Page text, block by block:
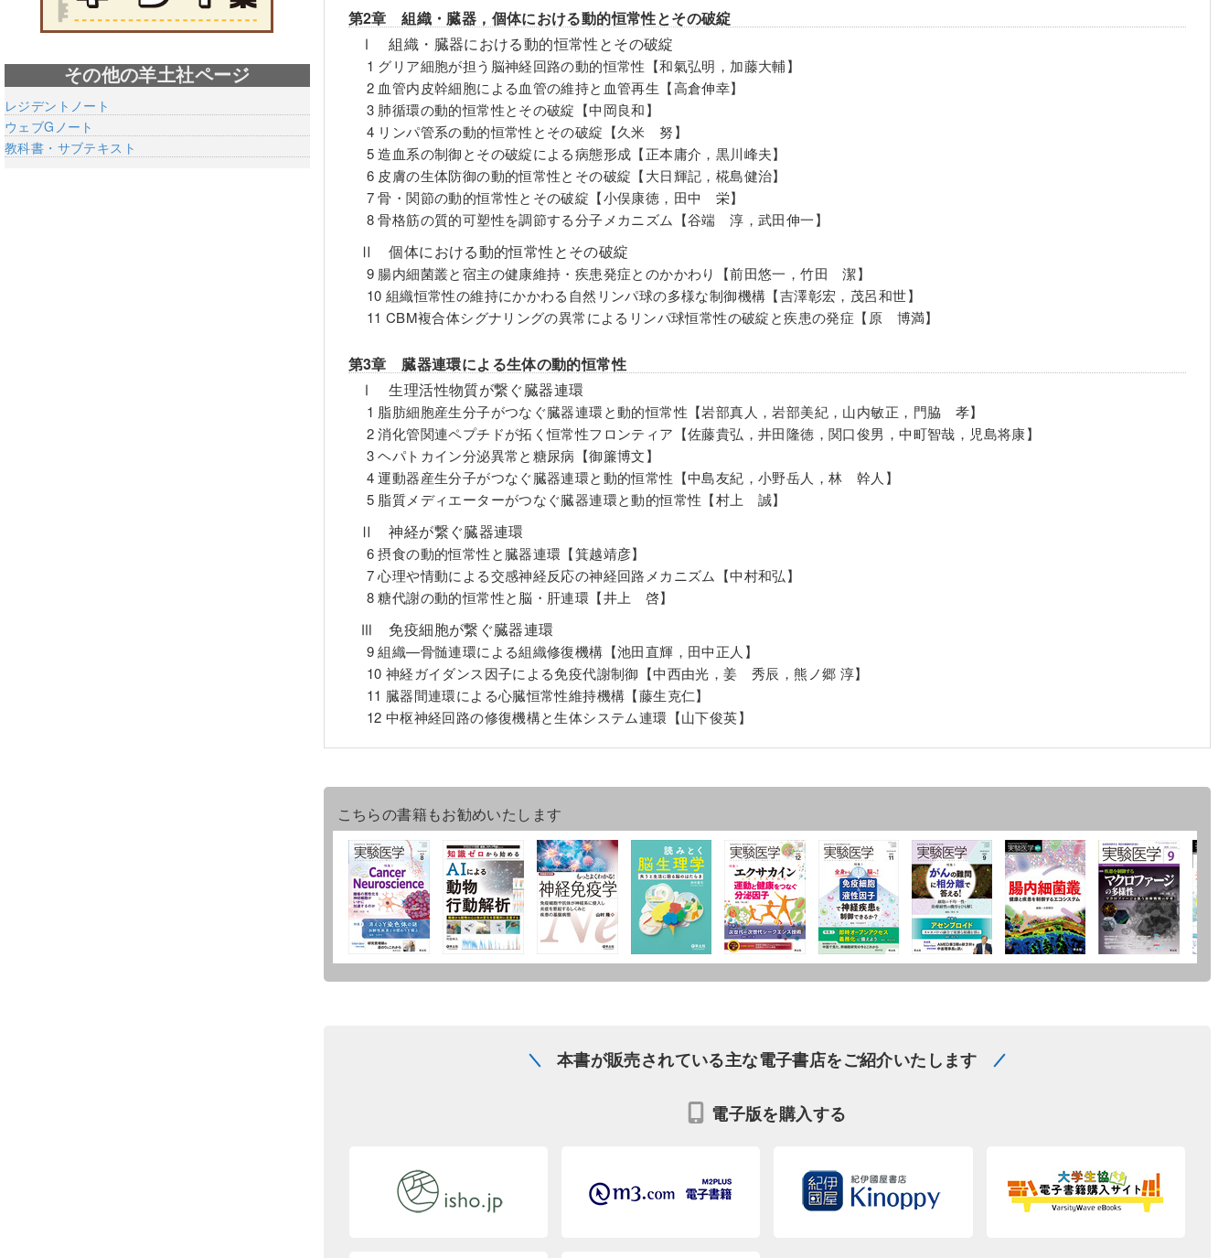
第2章 組織・臓器，個体における動的恒常性とその破綻
Ⅰ 組織・臓器における動的恒常性とその破綻
1 グリア細胞が担う脳神経回路の動的恒常性【和氣弘明，加藤大輔】
2 血管内皮幹細胞による血管の維持と血管再生【高倉伸幸】
3 肺循環の動的恒常性とその破綻【中岡良和】
4 リンパ管系の動的恒常性とその破綻【久米 努】
5 造血系の制御とその破綻による病態形成【正本庸介，黒川峰夫】
6 皮膚の生体防御の動的恒常性とその破綻【大日輝記，椛島健治】
7 骨・関節の動的恒常性とその破綻【小俣康徳，田中 栄】
8 骨格筋の質的可塑性を調節する分子メカニズム【谷端 淳，武田伸一】
Ⅱ 個体における動的恒常性とその破綻
9 腸内細菌叢と宿主の健康維持・疾患発症とのかかわり【前田悠一，竹田 潔】
10 組織恒常性の維持にかかわる自然リンパ球の多様な制御機構【吉澤彰宏，茂呂和世】
11 CBM複合体シグナリングの異常によるリンパ球恒常性の破綻と疾患の発症【原 博満】
第3章 臓器連環による生体の動的恒常性
Ⅰ 生理活性物質が繋ぐ臓器連環
1 脂肪細胞産生分子がつなぐ臓器連環と動的恒常性【岩部真人，岩部美紀，山内敏正，門脇 孝】
2 消化管関連ペプチドが拓く恒常性フロンティア【佐藤貴弘，井田隆徳，関口俊男，中町智哉，児島将康】
3 ヘパトカイン分泌異常と糖尿病【御簾博文】
4 運動器産生分子がつなぐ臓器連環と動的恒常性【中島友紀，小野岳人，林 幹人】
5 脂質メディエーターがつなぐ臓器連環と動的恒常性【村上 誠】
Ⅱ 神経が繋ぐ臓器連環
6 摂食の動的恒常性と臓器連環【箕越靖彦】
7 心理や情動による交感神経反応の神経回路メカニズム【中村和弘】
8 糖代謝の動的恒常性と脳・肝連環【井上 啓】
Ⅲ 免疫細胞が繋ぐ臓器連環
9 組織—骨髄連環による組織修復機構【池田直輝，田中正人】
10 神経ガイダンス因子による免疫代謝制御【中西由光，姜 秀辰，熊ノ郷 淳】
11 臓器間連環による心臓恒常性維持機構【藤生克仁】
12 中枢神経回路の修復機構と生体システム連環【山下俊英】
こちらの書籍もお勧めいたします
本書が販売されている主な電子書店をご紹介いたします
電子版を購入する
その他の羊土社ページ
レジデントノート
ウェブGノート
教科書・サブテキスト